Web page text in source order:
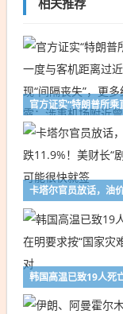
相关推荐